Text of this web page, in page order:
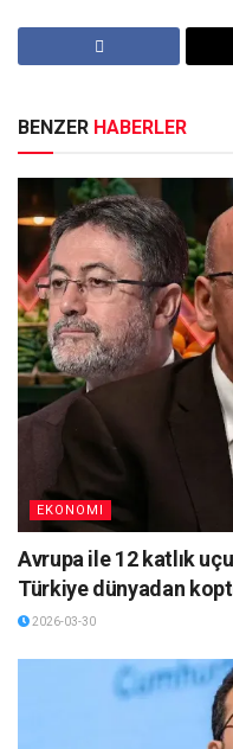
BENZER HABERLER
EKONOMI
Avrupa ile 12 katlık
Türkiye dünyadan
2026-03-30